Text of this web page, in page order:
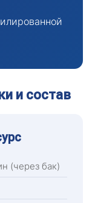
и состав
(через бак)